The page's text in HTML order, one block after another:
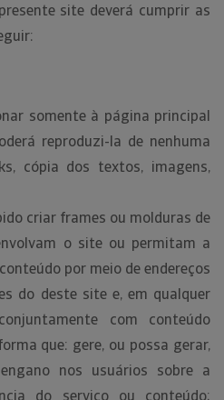
site deverá cumprir as
somente à página principal
reproduzi-la de nenhuma
cópia dos textos, imagens,
criar frames ou molduras de
o site ou permitam a
por meio de endereços
do deste site e, em qualquer
com conteúdo
que: gere, ou possa gerar,
nos usuários sobre a
do serviço ou conteúdo;